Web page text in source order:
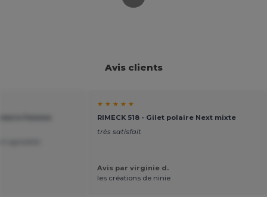
Avis clients
★ ★ ★ ★ ★
RIMECK 518 - Gilet polaire Next mixte
très satisfait
Avis par virginie d.
les créations de ninie